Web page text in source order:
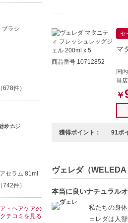
商品番号 10712852
セ
マ
国
当
￥
獲得ポイント： 91ポ
ヴェレダ（WELEDA
本当に良いナチュラル
私たちの身
ェレダは人
（678件）
セラム 81ml
（742件）
・ヘアケアの
チコミを見る